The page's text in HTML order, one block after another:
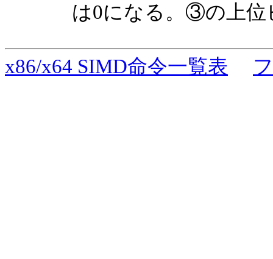
は0になる。③の上位
x86/x64 SIMD命令一覧表